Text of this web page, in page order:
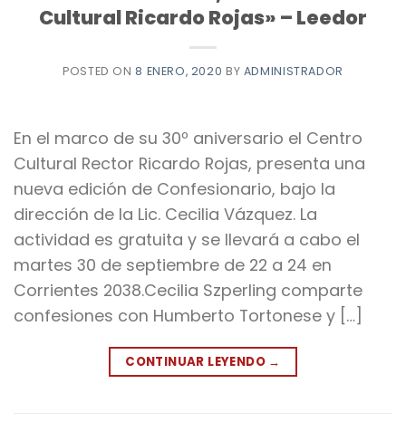
Cultural Ricardo Rojas» – Leedor
POSTED ON8 ENERO, 2020 BY ADMINISTRADOR
En el marco de su 30º aniversario el Centro
Cultural Rector Ricardo Rojas, presenta una
nueva edición de Confesionario, bajo la
dirección de la Lic. Cecilia Vázquez. La
actividad es gratuita y se llevará a cabo el
martes 30 de septiembre de 22 a 24 en
Corrientes 2038.Cecilia Szperling comparte
confesiones con Humberto Tortonese y […]
CONTINUAR LEYENDO →